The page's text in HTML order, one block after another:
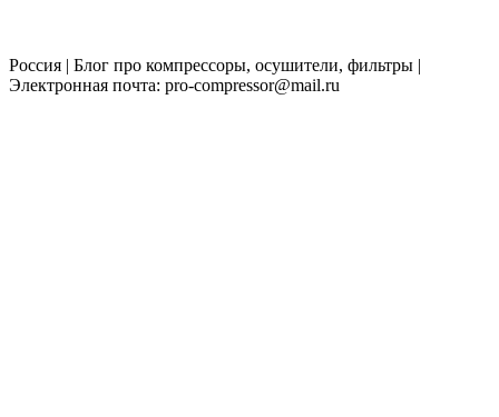
Россия | Блог про компрессоры, осушители, фильтры |
Электронная почта: pro-compressor@mail.ru